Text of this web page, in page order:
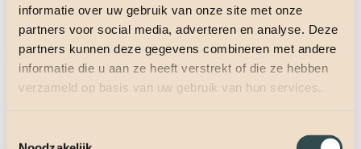
informatie over uw gebruik van onze site met onze
partners voor social media, adverteren en analyse. Deze
partners kunnen deze gegevens combineren met andere
informatie die u aan ze heeft verstrekt of die ze hebben
verzameld op basis van uw gebruik van hun services.